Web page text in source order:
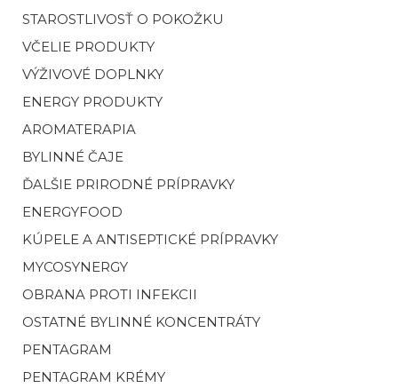
STAROSTLIVOSŤ O POKOŽKU
VČELIE PRODUKTY
VÝŽIVOVÉ DOPLNKY
ENERGY PRODUKTY
AROMATERAPIA
BYLINNÉ ČAJE
ĎALŠIE PRIRODNÉ PRÍPRAVKY
ENERGYFOOD
KÚPELE A ANTISEPTICKÉ PRÍPRAVKY
MYCOSYNERGY
OBRANA PROTI INFEKCII
OSTATNÉ BYLINNÉ KONCENTRÁTY
PENTAGRAM
PENTAGRAM KRÉMY